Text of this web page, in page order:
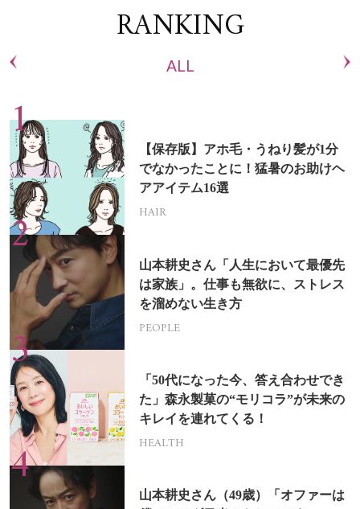
RANKING
ALL
【保存版】アホ毛・うねり髪が1分
でなかったことに！猛暑のお助けヘ
アアイテム16選
HAIR
山本耕史さん「人生において最優先
は家族」。仕事も無欲に、ストレス
を溜めない生き方
PEOPLE
「50代になった今、答え合わせでき
た」森永製菓の“モリコラ”が未来の
キレイを連れてくる！
HEALTH
山本耕史さん（49歳）「オファーは